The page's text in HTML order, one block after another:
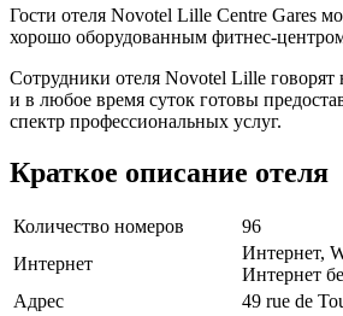
Гости отеля Novotel Lille Centre Gares
хорошо оборудованным фитнес-
Сотрудники отеля Novotel Lille говорят
и в любое время суток готовы
спектр профессиональных услуг.
Краткое описание отеля
Количество номеров
96
Интернет
Интернет,
Интернет
Адрес
49 rue de